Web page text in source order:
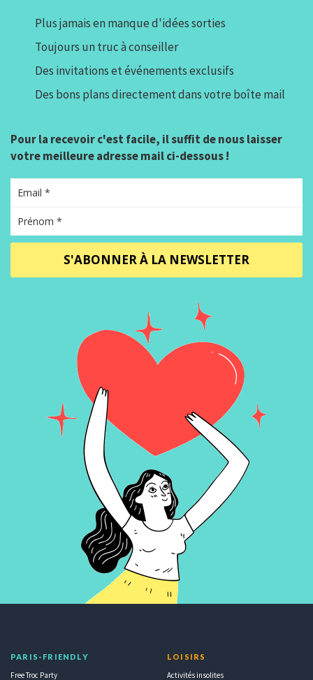
Plus jamais en manque d'idées sorties
Toujours un truc à conseiller
Des invitations et événements exclusifs
Des bons plans directement dans votre boîte mail
Pour la recevoir c'est facile, il suffit de nous laisser
votre meilleure adresse mail ci-dessous !
S'ABONNER À LA NEWSLETTER
PARIS-FRIENDLY
Free Troc Party
LOISIRS
Activités insolites